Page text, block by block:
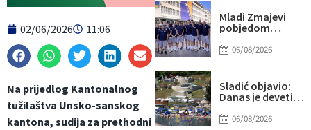
02/06/2026 11:06
Na prijedlog Kantonalnog
tužilaštva Unsko-sanskog
kantona, sudija za prethodni
otpuštenih
radnika
Komunalnog
Mladi Zmajevi
pobjedom
poruku na
06/08/2026
Sladić objavio:
Danas je deveti
od 40 stepeni,
06/08/2026